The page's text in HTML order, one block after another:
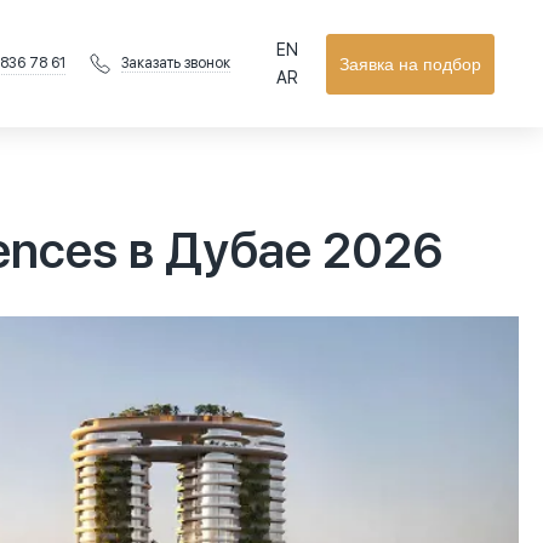
78 61 Заказать звонок Заявка на подбор
EN
AR
в Дубае 2026